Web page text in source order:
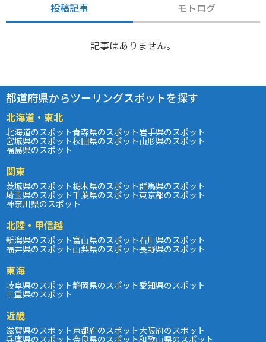
投稿記事 モトログ
記事はありません。
都道府県からツーリングスポットを探す
北海道・東北
北海道のスポット青森県のスポット岩手県のスポット
宮城県のスポット秋田県のスポット山形県のスポット
福島県のスポット
関東
茨城県のスポット栃木県のスポット群馬県のスポット
埼玉県のスポット千葉県のスポット東京都のスポット
神奈川県のスポット
北陸・甲信越
新潟県のスポット富山県のスポット石川県のスポット
福井県のスポット山梨県のスポット長野県のスポット
東海
岐阜県のスポット静岡県のスポット愛知県のスポット
三重県のスポット
近畿
滋賀県のスポット京都府のスポット大阪府のスポット
兵庫県のスポット奈良県のスポット和歌山県のスポット